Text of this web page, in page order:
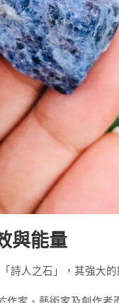
與能量
詩人之石」，其強大